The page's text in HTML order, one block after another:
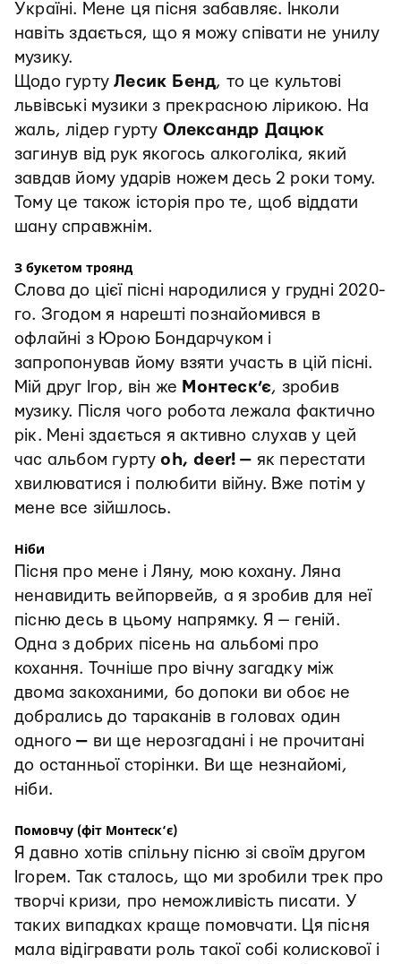
Україні. Мене ця пісня забавляє. Інколи
навіть здається, що я можу співати не унилу
музику.
Щодо гуртуЛесик Бенд, то це культові
львівські музики з прекрасною лірикою. На
жаль, лідер гурту Олександр Дацюк
загинув від рук якогось алкоголіка, який
завдав йому ударів ножем десь 2 роки тому.
Тому це також історія про те, щоб віддати
шану справжнім.
З букетом троянд
Слова до цієї пісні народилися у грудні 2020-
го. Згодом я нарешті познайомився в
офлайні з Юрою Бондарчуком і
запропонував йому взяти участь в цій пісні.
Мій друг Ігор, він же Монтеск’є, зробив
музику. Після чого робота лежала фактично
рік. Мені здається я активно слухав у цей
час альбом гуртуoh, deer! — як перестати
хвилюватися і полюбити війну. Вже потім у
мене все зійшлось.
Ніби
Пісня про мене і Ляну, мою кохану. Ляна
ненавидить вейпорвейв, а я зробив для неї
пісню десь в цьому напрямку. Я — геній.
Одна з добрих пісень на альбомі про
кохання. Точніше про вічну загадку між
двома закоханими, бо допоки ви обоє не
добрались до тараканів в головах один
одного— ви ще нерозгадані і не прочитані
до останньої сторінки. Ви ще незнайомі,
ніби.
Помовчу (фіт Монтеск‘є)
Я давно хотів спільну пісню зі своїм другом
Ігорем. Так сталось, що ми зробили трек про
творчі кризи, про неможливість писати. У
таких випадках краще помовчати. Ця пісня
мала відігравати роль такої собі колискової і